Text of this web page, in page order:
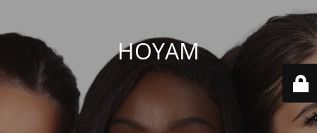
HOYAM